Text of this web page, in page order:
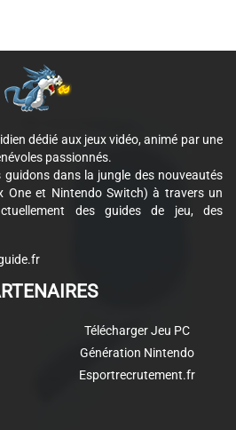
dédié aux jeux vidéo, animé par une
passionnés.
dans la jungle des nouveautés
One et Nintendo Switch) à travers un
des guides de jeu, des
Télécharger Jeu PC
Génération Nintendo
Esportrecrutement.fr